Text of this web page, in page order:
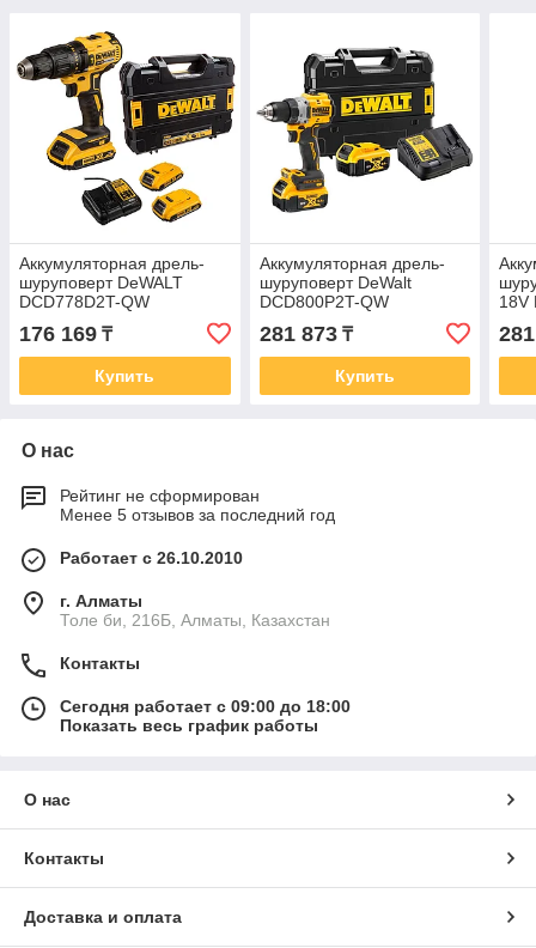
Аккумуляторная дрель-
шуруповерт DeWALT
DCD778D2T-QW
176 169 ₸
Купить
Аккумуляторная дрель-
шуруповерт DeWalt
DCD800P2T-QW
281 873₸
Купить
18V
О нас
Рейтинг не сформирован
Менее 5 отзывов за последний год
Работает с 26.10.2010
г. Алматы
Толе би, 216Б, Алматы, Казахстан
Контакты
Сегодня работает с 09:00 до 18:00
Показать весь график работы
О нас
Контакты
Доставка и оплата